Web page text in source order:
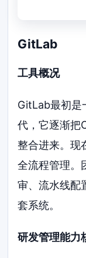
GitLab
工具概况
GitLab最初是
代，它逐渐把
整合进来。现
全流程管理。
审、流水线配
套系统。
研发管理能力